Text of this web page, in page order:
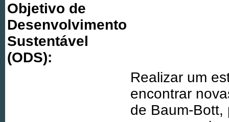
Objetivo de
Desenvolvimento
Sustentável
(ODS):
Realizar um
encontrar
de Baum-Bott,